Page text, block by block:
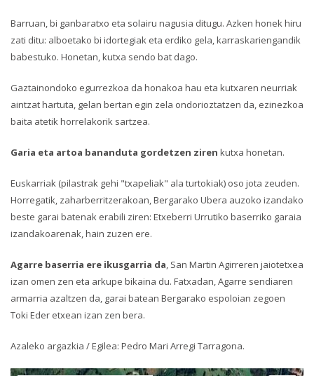
Barruan, bi ganbaratxo eta solairu nagusia ditugu. Azken honek hiru
zati ditu: alboetako bi idortegiak eta erdiko gela, karraskariengandik
babestuko. Honetan, kutxa sendo bat dago.
Gaztainondoko egurrezkoa da honakoa hau eta kutxaren neurriak
aintzat hartuta, gelan bertan egin zela ondorioztatzen da, ezinezkoa
baita atetik horrelakorik sartzea.
Garia eta artoa bananduta gordetzen ziren kutxa honetan.
Euskarriak (pilastrak gehi "txapeliak" ala turtokiak) oso jota zeuden.
Horregatik, zaharberritzerakoan, Bergarako Ubera auzoko izandako
beste garai batenak erabili ziren: Etxeberri Urrutiko baserriko garaia
izandakoarenak, hain zuzen ere.
Agarre baserria ere ikusgarria da, San Martin Agirreren jaiotetxea
izan omen zen eta arkupe bikaina du. Fatxadan, Agarre sendiaren
armarria azaltzen da, garai batean Bergarako espoloian zegoen
Toki Eder etxean izan zen bera.
Azaleko argazkia / Egilea: Pedro Mari Arregi Tarragona.